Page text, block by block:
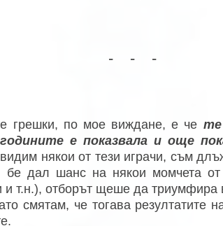
- - -
грешки, по мое виждане, е че те
е показвала и още
някои от тези играчи, съм
дал шанс на някои момчета от
т.н.), отборът щеше да триумфира
смятам, че тогава резултатите